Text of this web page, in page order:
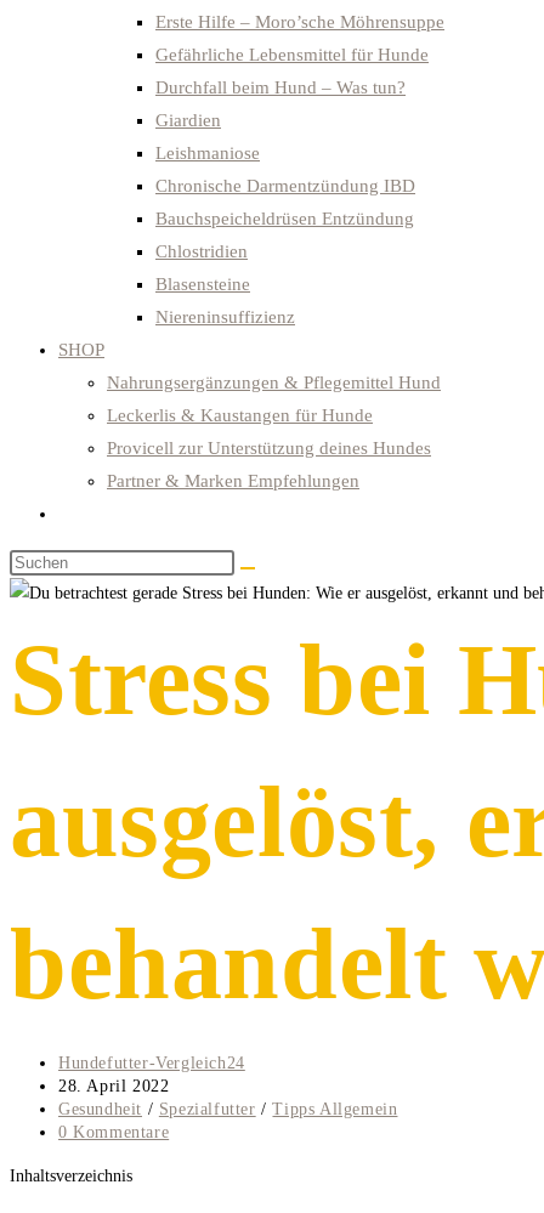
Erste Hilfe – Moro’sche Möhrensuppe
Gefährliche Lebensmittel für Hunde
Durchfall beim Hund – Was tun?
Giardien
Leishmaniose
Chronische Darmentzündung IBD
Bauchspeicheldrüsen Entzündung
Chlostridien
Blasensteine
Niereninsuffizienz
SHOP
Nahrungsergänzungen & Pflegemittel Hund
Leckerlis & Kaustangen für Hunde
Provicell zur Unterstützung deines Hundes
Partner & Marken Empfehlungen
umschalten
Diese
Website
Stress bei
ausgelöst,
behandelt
Beitrags-
Autor:
Hundefutter-Vergleich24
Beitrag
veröffentlicht:
28. April 2022
Beitrags-
Kategorie:
Gesundheit / Spezialfutter / Tipps Allgemein
Beitrags-
0 Kommentare
Inhaltsverzeichnis